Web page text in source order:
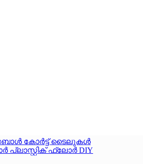
കോർട്ട് ടൈലുകൾ
പ്ലാസ്റ്റിക് ഫ്ലോർ DIY